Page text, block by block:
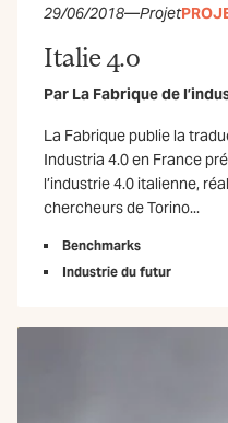
29/06/2018—Projet
Italie 4.0
Par La Fabrique de
La Fabrique publie la
Industria 4.0 en France
l’industrie 4.0 italienne,
chercheurs de Torino...
Benchmarks
Industrie du futur